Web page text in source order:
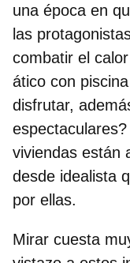
una época en
las
combatir el
ático con
disfrutar,
viviendas están
desde idealista
por ellas.
Mirar cuesta